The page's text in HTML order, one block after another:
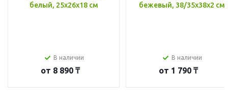
белый, 25x26x18 см
В наличии
от 8 890 ₸
бежевый, 38/35x38x2 см
В наличии
от 1 790 ₸